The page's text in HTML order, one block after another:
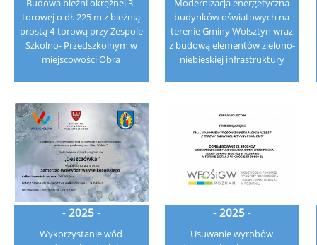
Budowa bieżni okrężnej 3-
torowej o dł. 225 m z bieżnią
prostą 4-torową przy Zespole
Szkolno- Przedszkolnym w
miejscowości Obra
Modernizacja energetyczna
budynków oświatowych na
terenie Gminy Wolsztyn wraz
z budową elementów zielono-
niebieskiej infrastruktury
- 2025 -
Wykorzystanie wód
- 2025 -
Usuwanie wyrobów